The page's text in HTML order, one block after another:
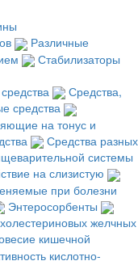
Различные
Стабилизаторы
Средства,
средства
на тонус и
Средства разных
системы
на слизистую
при болезни
Энтеросорбенты
желчных
кишечной
кислотно-